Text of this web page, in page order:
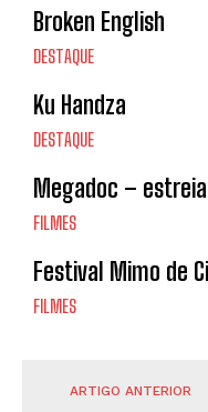
Broken English
DESTAQUE
Ku Handza
DESTAQUE
Megadoc –
FILMES
Festival Mimo de
FILMES
ARTIGO ANTERIOR